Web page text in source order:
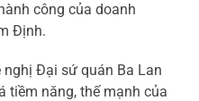
công của doanh
Định.
Đại sứ quán Ba Lan
tiềm năng, thế mạnh của